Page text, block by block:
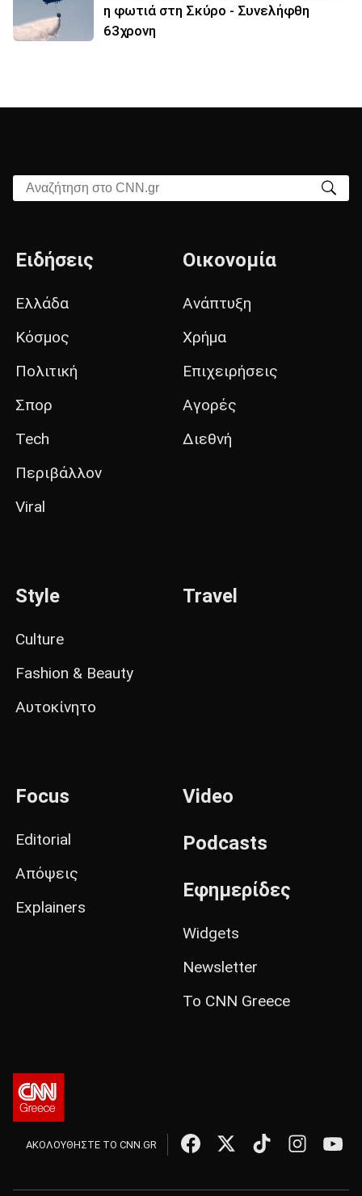
η φωτιά στη Σκύρο - Συνελήφθη
63χρονη
Αναζήτηση στο CNN.gr
Ειδήσεις
Ελλάδα
Κόσμος
Πολιτική
Σπορ
Tech
Περιβάλλον
Viral
Οικονομία
Ανάπτυξη
Χρήμα
Επιχειρήσεις
Αγορές
Διεθνή
Style
Culture
Fashion & Beauty
Αυτοκίνητο
Travel
Focus
Editorial
Απόψεις
Explainers
Video
Podcasts
Εφημερίδες
Widgets
Newsletter
Το CNN Greece
ΑΚΟΛΟΥΘΗΣΤΕ ΤΟ CNN.GR